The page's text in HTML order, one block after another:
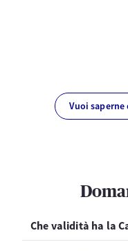
Vuoi saperne
Che validità ha la